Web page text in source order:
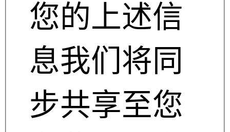
您的上述信
息我们将同
步共享至您